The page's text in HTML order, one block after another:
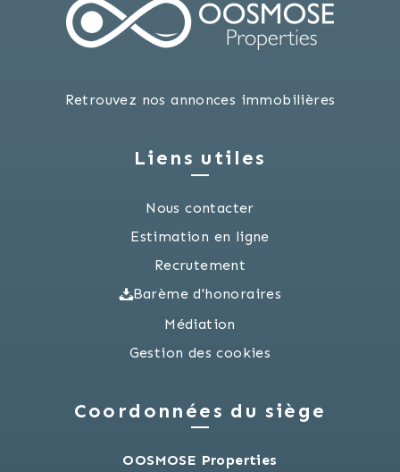
Retrouvez nos annonces immobilières
Liens utiles
Nous contacter
Estimation en ligne
Recrutement
Barème d'honoraires
Médiation
Gestion des cookies
Coordonnées du siège
OOSMOSE Properties